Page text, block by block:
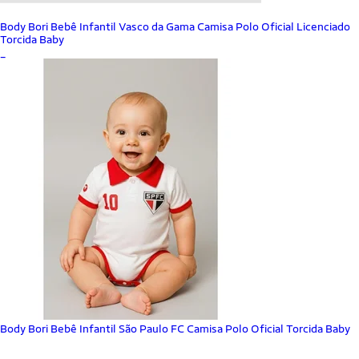
Body Bori Bebê Infantil Vasco da Gama Camisa Polo Oficial Licenciado
Torcida Baby
Body Bori Bebê Infantil São Paulo FC Camisa Polo Oficial Torcida Baby